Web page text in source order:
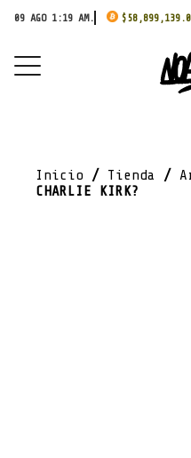
09 AGO 1:19 AM. $
Inicio / Tienda /
CHARLIE KIRK?